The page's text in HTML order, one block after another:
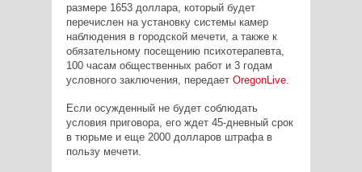
размере 1653 доллара, который будет
перечислен на установку системы камер
наблюдения в городской мечети, а также к
обязательному посещению психотерапевта,
100 часам общественных работ и 3 годам
условного заключения, передает OregonLive.
Если осужденный не будет соблюдать
условия приговора, его ждет 45-дневный срок
в тюрьме и еще 2000 долларов штрафа в
пользу мечети.